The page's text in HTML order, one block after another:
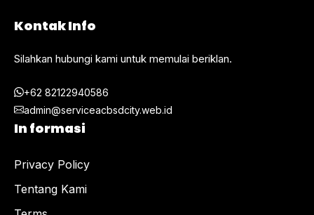
Kontak Info
Silahkan hubungi kami untuk memulai beriklan.
+62 82122940586
admin@serviceacbsdcity.web.id
In formasi
Privacy Policy
Tentang Kami